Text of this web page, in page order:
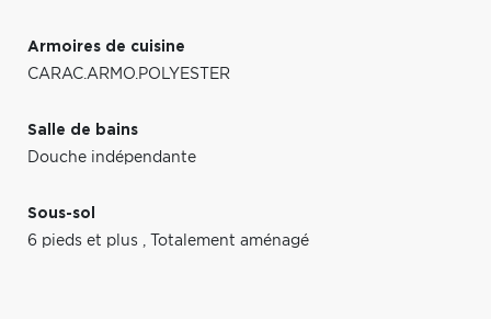
Armoires de cuisine
CARAC.ARMO.POLYESTER
Salle de bains
Douche indépendante
Sous-sol
6 pieds et plus , Totalement aménagé